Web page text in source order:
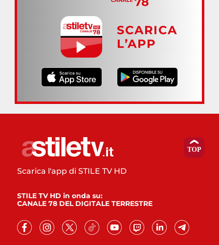
SCARICA
L’APP
Scarica l'app di STILE TV HD
STILE TV HD in onda su:
CANALE 78 DEL DIGITALE TERRESTRE